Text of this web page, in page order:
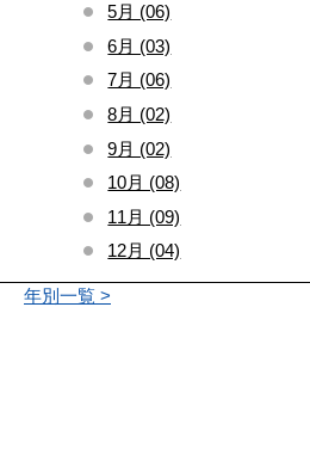
5月 (06)
6月 (03)
7月 (06)
8月 (02)
9月 (02)
10月 (08)
11月 (09)
12月 (04)
年別一覧 >